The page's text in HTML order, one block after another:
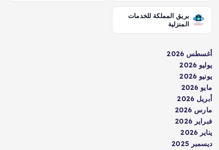
بريق المملكة للخدمات
المنزلية
أغسطس 2026
يوليو 2026
يونيو 2026
مايو 2026
أبريل 2026
مارس 2026
فبراير 2026
يناير 2026
ديسمبر 2025